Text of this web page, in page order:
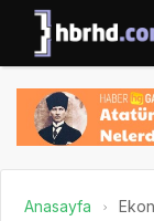
Anasayfa